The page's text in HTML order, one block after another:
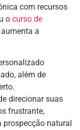
com recursos
o curso de
aumenta a
além de
direcionar suas
frustrante,
natural